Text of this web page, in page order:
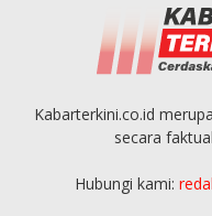
Kabarterkini.co.id
secara
Hubungi kami: